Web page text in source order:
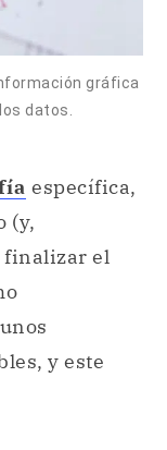
gráfica
datos.
específica,
(y,
finalizar el
y este